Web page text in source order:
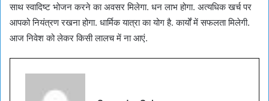
साथ स्वादिष्ट भोजन करने का अवसर मिलेगा. धन लाभ होगा. अत्यधिक खर्च पर
आपको नियंत्रण रखना होगा. धार्मिक यात्रा का योग है. कार्यों में सफलता मिलेगी.
आज निवेश को लेकर किसी लालच में ना आएं.